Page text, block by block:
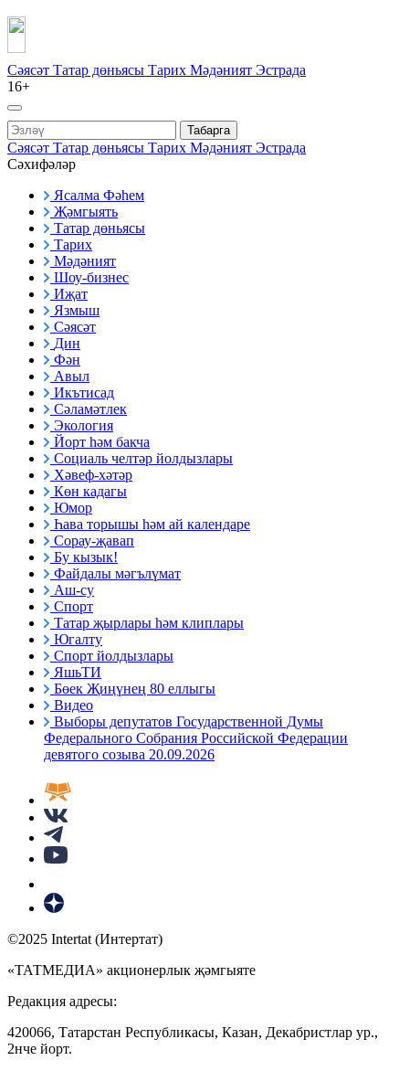
Сәясәт Татар дөньясы Тарих Мәдәният Эстрада
16+
Табарга
Сәясәт Татар дөньясы Тарих Мәдәният Эстрада
Сәхифәләр
Ясалма Фәһем
Җәмгыять
Татар дөньясы
Тарих
Мәдәният
Шоу-бизнес
Иҗат
Язмыш
Сәясәт
Дин
Фән
Авыл
Икътисад
Сәламәтлек
Экология
Йорт һәм бакча
Социаль челтәр йолдызлары
Хәвеф-хәтәр
Көн кадагы
Юмор
Һава торышы һәм ай календаре
Сорау-җавап
Бу кызык!
Файдалы мәгълүмат
Аш-су
Спорт
Татар җырлары һәм клиплары
Югалту
Спорт йолдызлары
ЯшьТИ
Бөек Җиңүнең 80 еллыгы
Видео
Выборы депутатов Государственной Думы
Федерального Собрания Российской Федерации
девятого созыва 20.09.2026
©2025 Intertat (Интертат)
«ТАТМЕДИА» акционерлык җәмгыяте
Редакция адресы:
420066, Татарстан Республикасы, Казан, Декабристлар ур.,
2нче йорт.